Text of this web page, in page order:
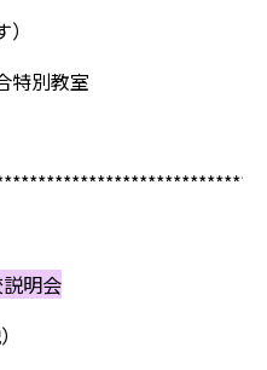
特別教室
明会